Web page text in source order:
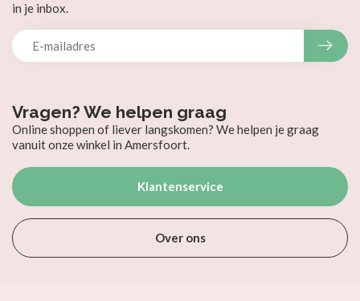
Vragen? We helpen graag
Online shoppen of liever langskomen? We helpen je graag
vanuit onze winkel in Amersfoort.
Klantenservice
Over ons
in je inbox.